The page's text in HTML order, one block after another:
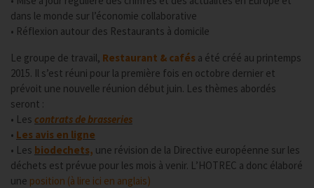
dans le monde sur l’économie collaborative
• Réflexion autour des Restaurants à domicile
Le groupe de travail, Restaurant & cafés a été créé au printemps
2015. Il s’est réuni pour la première fois en octobre dernier et
prévoit une nouvelle réunion début juin. Les thèmes abordés
seront :
• Les contrats de brasseries
• Les avis en ligne
• Les biodechets, une révision de la Directive européenne sur les
déchets est prévue pour les mois à venir. L’HOTREC a donc élaboré
une position (à lire ici en anglais)